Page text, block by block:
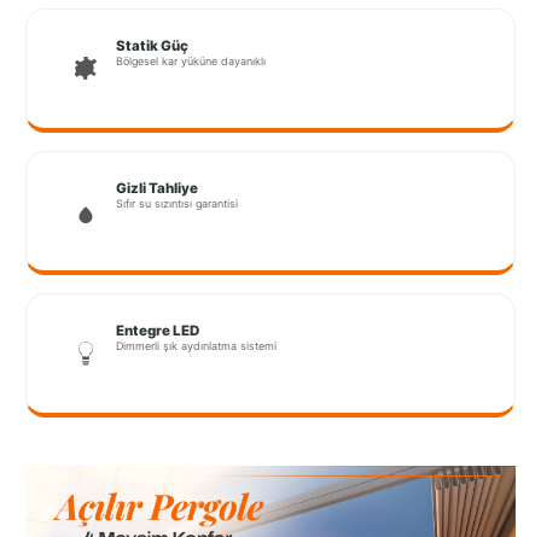
Statik Güç
Bölgesel kar yüküne dayanıklı
Gizli Tahliye
Sıfır su sızıntısı garantisi
Entegre LED
Dimmerli şık aydınlatma sistemi
Manisa
Muğla
Port
Sakarya
switzerland